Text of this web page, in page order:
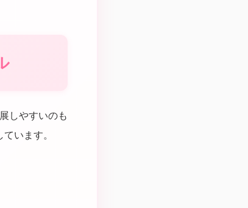
しやすいのも
います。